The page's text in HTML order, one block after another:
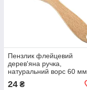
Пензлик флейцевий
дерев'яна ручка,
натуральний ворс 60 мм
24 ₴